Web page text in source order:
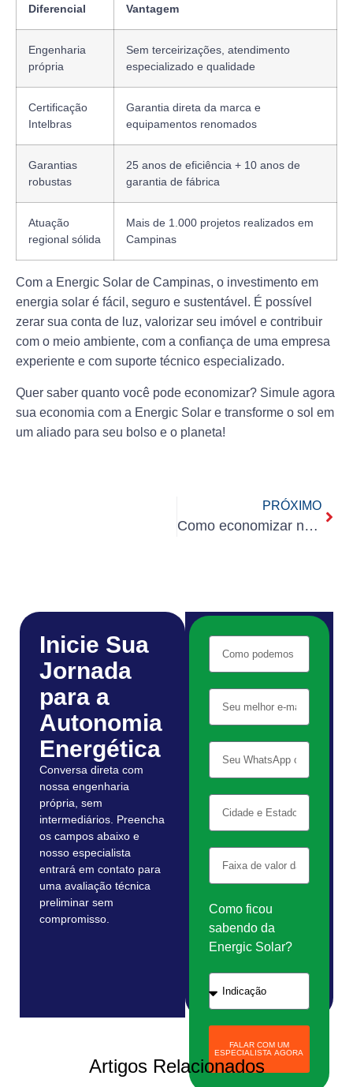
Diferencial Vantagem
Engenharia
própria
Sem terceirizações, atendimento
especializado e qualidade
Certificação
Intelbras
Garantia direta da marca e
equipamentos renomados
Garantias
robustas
25 anos de eficiência + 10 anos de
garantia de fábrica
Atuação
regional sólida
Mais de 1.000 projetos realizados em
Campinas
Com a Energic Solar de Campinas, o investimento em
energia solar é fácil, seguro e sustentável. É possível
zerar sua conta de luz, valorizar seu imóvel e contribuir
com o meio ambiente, com a confiança de uma empresa
experiente e com suporte técnico especializado.
Quer saber quanto você pode economizar? Simule agora
sua economia com a Energic Solar e transforme o sol em
um aliado para seu bolso e o planeta!
PRÓXIMO
Como economizar na conta de luz com energia solar em Campinas – Energic Solar
Inicie Sua
Jornada
para a
Autonomia
Energética
Conversa direta com
nossa engenharia
própria, sem
intermediários. Preencha
os campos abaixo e
nosso especialista
entrará em contato para
uma avaliação técnica
preliminar sem
compromisso.
Como ficou
sabendo da
Energic Solar?
FALAR COM UM
ESPECIALISTA AGORA
Artigos Relacionados